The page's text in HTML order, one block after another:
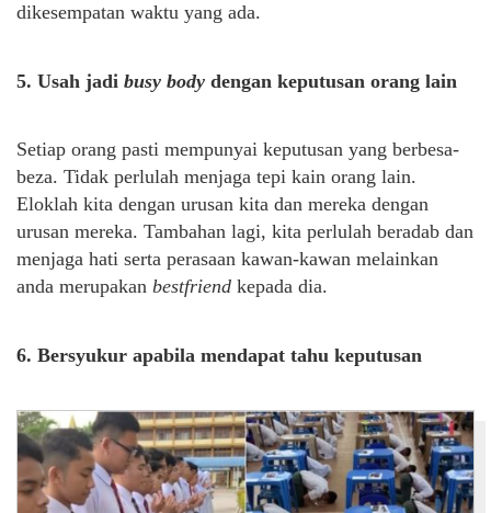
dikesempatan waktu yang ada.
5. Usah jadi busy body dengan keputusan orang lain
Setiap orang pasti mempunyai keputusan yang berbesa-
beza. Tidak perlulah menjaga tepi kain orang lain.
Eloklah kita dengan urusan kita dan mereka dengan
urusan mereka. Tambahan lagi, kita perlulah beradab dan
menjaga hati serta perasaan kawan-kawan melainkan
anda merupakan bestfriend kepada dia.
6. Bersyukur apabila mendapat tahu keputusan